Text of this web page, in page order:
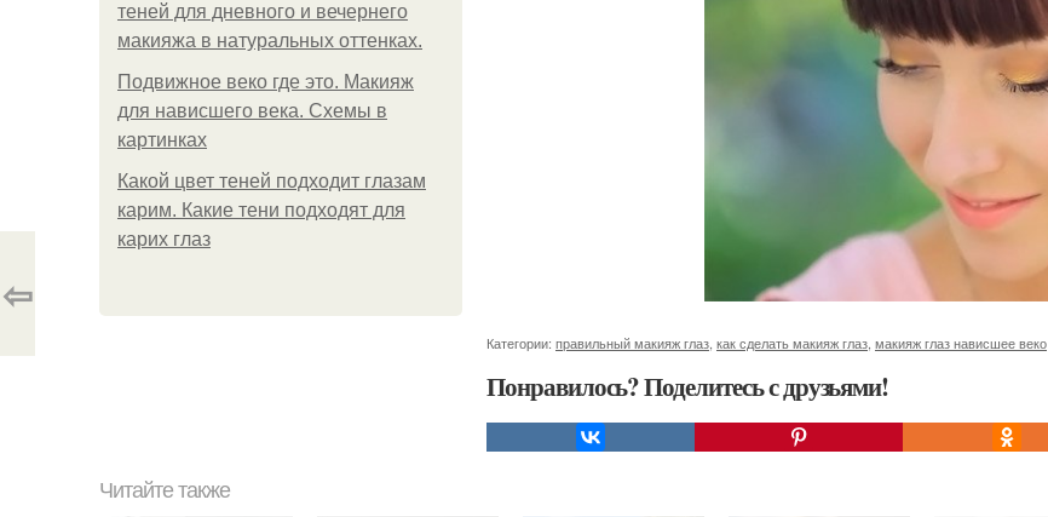
теней для дневного и вечернего
макияжа в натуральных оттенках.
Подвижное веко где это. Макияж
для нависшего века. Схемы в
картинках
Какой цвет теней подходит глазам
карим. Какие тени подходят для
карих глаз
Категории: правильный макияж глаз, как сделать макияж глаз, макияж глаз нависшее веко
Понравилось? Поделитесь с друзьями!
⇦
Читайте также